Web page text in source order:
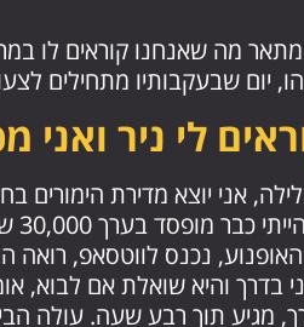
מתאר מה שאנחנו קוראים לו
יום שבעקבותיו מתחילים
לי ניר ואני
נכנס לווטסאפ,